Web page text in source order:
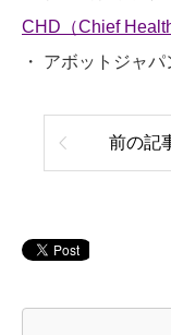
CHD（Chief
・ アボットジャ
前の記